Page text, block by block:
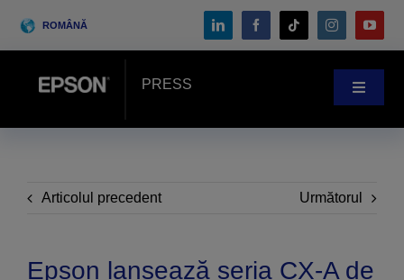
ROMÂNĂ
PRESS
Toggle
Poveștile clienților
Articolul precedent Următorul
Epson lansează seria CX-A de